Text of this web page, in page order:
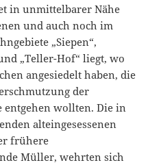
in unmittelbarer Nähe
und auch noch im
„Siepen“,
„Teller-Hof“ liegt, wo
angesiedelt haben, die
der
entgehen wollten. Die in
alteingesessenen
frühere
Müller, wehrten sich